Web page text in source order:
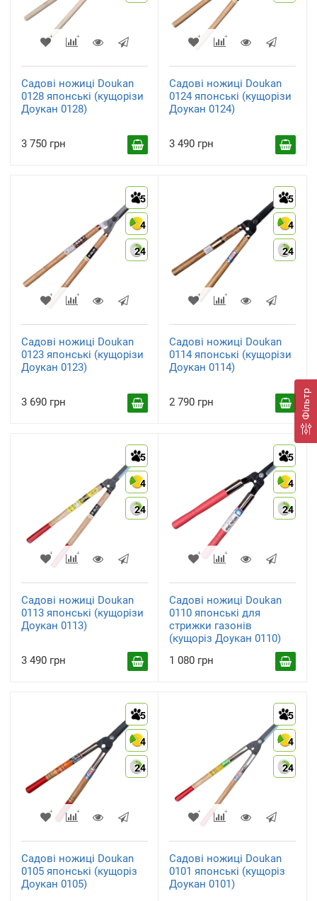
Фільтр
Садові ножиці Doukan
0128 японські (кущорізи
Доукан 0128)
3 750 грн
Садові ножиці Doukan
0124 японські (кущорізи
Доукан 0124)
3 490 грн
5
4
24
Садові ножиці Doukan
0123 японські (кущорізи
Доукан 0123)
3 690 грн
5
4
24
Садові ножиці Doukan
0114 японські (кущорізи
Доукан 0114)
2 790 грн
5
4
24
Садові ножиці Doukan
0113 японські (кущорізи
Доукан 0113)
3 490 грн
5
4
24
Садові ножиці Doukan
0110 японські для
стрижки газонів
(кущоріз Доукан 0110)
1 080 грн
5
4
24
Садові ножиці Doukan
0105 японські (кущоріз
Доукан 0105)
5
4
24
Садові ножиці Doukan
0101 японські (кущоріз
Доукан 0101)